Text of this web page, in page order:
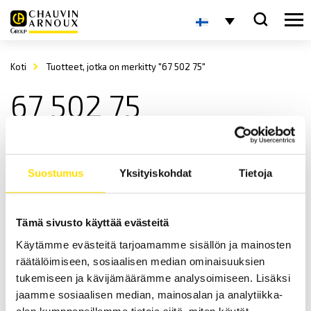
Suostumus Yksityiskohdat Tietoja
Tämä sivusto käyttää evästeitä
Käytämme evästeitä tarjoamamme sisällön ja mainosten
räätälöimiseen, sosiaalisen median ominaisuuksien
tukemiseen ja kävijämäärämme analysoimiseen. Lisäksi
jaamme sosiaalisen median, mainosalan ja analytiikka-
Koti Tuotteet, jotka on merkitty "67 502 75"
67 502 75
DigiFlex-lenkkivirtapihdit
Rogowski-kelalla vaihtovirtamittauksiin.